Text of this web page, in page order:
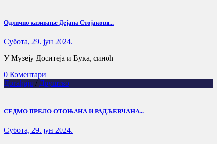
Одлично казивање Дејана Стојакови...
Субота, 29. јун 2024.
У Музеју Доситеја и Вука, синоћ
0 Коментари
Догађаји / Друштво
СЕДМО ПРЕЛО ОТОЊАНА И РАДЉЕВЧАНА...
Субота, 29. јун 2024.